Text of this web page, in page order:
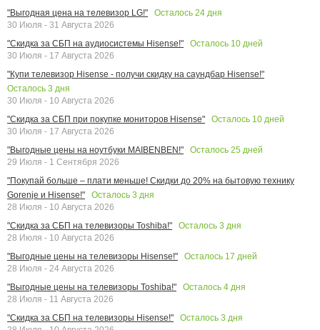
"Выгодная цена на телевизор LG!"
Осталось 24 дня
30 Июля - 31 Августа 2026
"Скидка за СБП на аудиосистемы Hisense!"
Осталось 10 дней
30 Июля - 17 Августа 2026
"Купи телевизор Hisense - получи скидку на саундбар Hisense!"
Осталось 3 дня
30 Июля - 10 Августа 2026
"Скидка за СБП при покупке мониторов Hisense"
Осталось 10 дней
30 Июля - 17 Августа 2026
"Выгодные цены на ноутбуки MAIBENBEN!"
Осталось 25 дней
29 Июля - 1 Сентября 2026
"Покупай больше – плати меньше! Скидки до 20% на бытовую технику
Gorenje и Hisense!"
Осталось 3 дня
28 Июля - 10 Августа 2026
"Скидка за СБП на телевизоры Toshiba!"
Осталось 3 дня
28 Июля - 10 Августа 2026
"Выгодные цены на телевизоры Hisense!"
Осталось 17 дней
28 Июля - 24 Августа 2026
"Выгодные цены на телевизоры Toshiba!"
Осталось 4 дня
28 Июля - 11 Августа 2026
"Скидка за СБП на телевизоры Hisense!"
Осталось 3 дня